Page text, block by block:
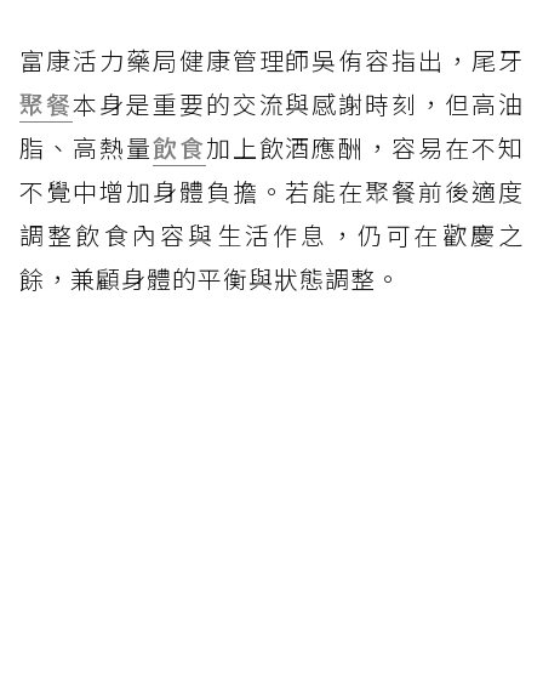
富康活力藥局健康管理師吳侑容指出，尾牙
聚餐本身是重要的交流與感謝時刻，但高油
脂、高熱量飲食加上飲酒應酬，容易在不知
不覺中增加身體負擔。若能在聚餐前後適度
調整飲食內容與生活作息，仍可在歡慶之
餘，兼顧身體的平衡與狀態調整。